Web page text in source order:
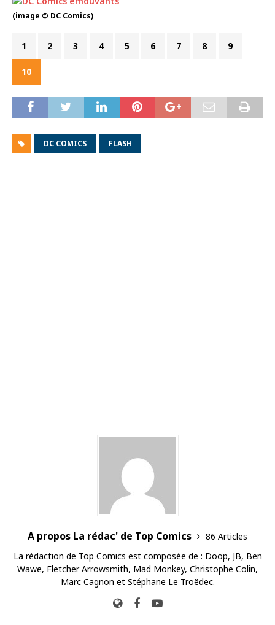
(image © DC Comics)
1 2 3 4 5 6 7 8 9
10
DC COMICS FLASH
A propos La rédac' de Top Comics
86 Articles
La rédaction de Top Comics est composée de : Doop, JB, Ben
Wawe, Fletcher Arrowsmith, Mad Monkey, Christophe Colin,
Marc Cagnon et Stéphane Le Troëdec.